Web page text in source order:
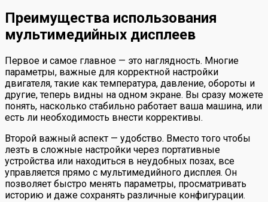
Преимущества использования
мультимедийных дисплеев
Первое и самое главное — это наглядность. Многие
параметры, важные для корректной настройки
двигателя, такие как температура, давление, обороты и
другие, теперь видны на одном экране. Вы сразу можете
понять, насколько стабильно работает ваша машина, или
есть ли необходимость внести коррективы.
Второй важный аспект — удобство. Вместо того чтобы
лезть в сложные настройки через портативные
устройства или находиться в неудобных позах, все
управляется прямо с мультимедийного дисплея. Он
позволяет быстро менять параметры, просматривать
историю и даже сохранять различные конфигурации.